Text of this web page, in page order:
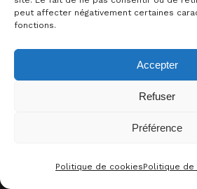
peut affecter négativement certaines
fonctions.
Accepter
Refuser
Préférence
Politique de cookiesPolitique
Sur le même sujet
Dans un futur lointain, le